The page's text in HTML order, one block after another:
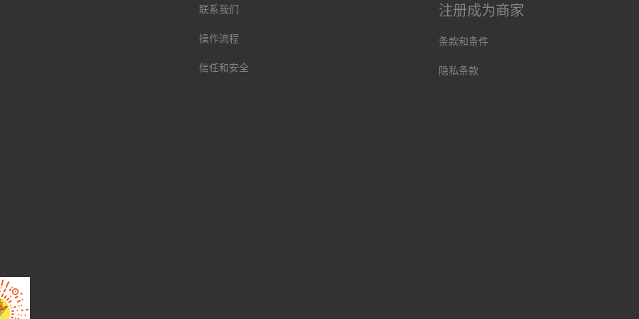
联系我们
操作流程
信任和安全
注册成为商家
条款和条件
隐私条款